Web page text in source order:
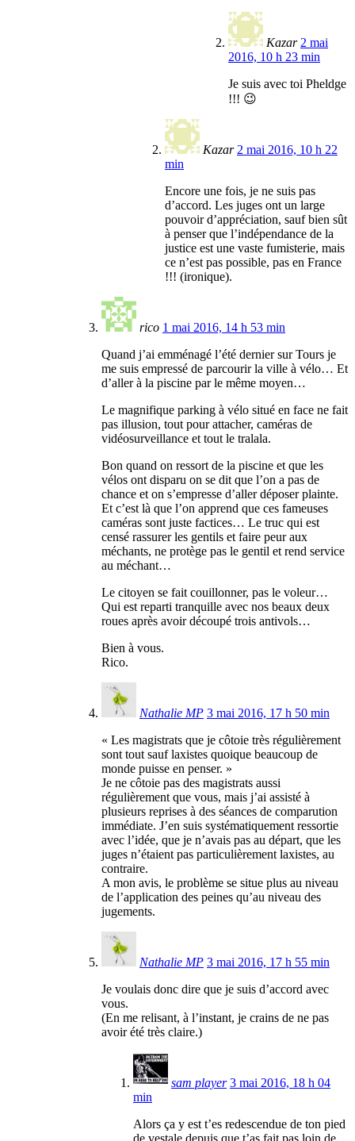
Kazar 2 mai
2016, 10 h 23 min
Je suis avec toi Pheldge
!!! 😉
Kazar 2 mai 2016, 10 h 22
min
Encore une fois, je ne suis pas
d’accord. Les juges ont un large
pouvoir d’appréciation, sauf bien sût
à penser que l’indépendance de la
justice est une vaste fumisterie, mais
ce n’est pas possible, pas en France
!!! (ironique).
rico 1 mai 2016, 14 h 53 min
Quand j’ai emménagé l’été dernier sur Tours je
me suis empressé de parcourir la ville à vélo… Et
d’aller à la piscine par le même moyen…
Le magnifique parking à vélo situé en face ne fait
pas illusion, tout pour attacher, caméras de
vidéosurveillance et tout le tralala.
Bon quand on ressort de la piscine et que les
vélos ont disparu on se dit que l’on a pas de
chance et on s’empresse d’aller déposer plainte.
Et c’est là que l’on apprend que ces fameuses
caméras sont juste factices… Le truc qui est
censé rassurer les gentils et faire peur aux
méchants, ne protège pas le gentil et rend service
au méchant…
Le citoyen se fait couillonner, pas le voleur…
Qui est reparti tranquille avec nos beaux deux
roues après avoir découpé trois antivols…
Bien à vous.
Rico.
Nathalie MP 3 mai 2016, 17 h 50 min
« Les magistrats que je côtoie très régulièrement
sont tout sauf laxistes quoique beaucoup de
monde puisse en penser. »
Je ne côtoie pas des magistrats aussi
régulièrement que vous, mais j’ai assisté à
plusieurs reprises à des séances de comparution
immédiate. J’en suis systématiquement ressortie
avec l’idée, que je n’avais pas au départ, que les
juges n’étaient pas particulièrement laxistes, au
contraire.
A mon avis, le problème se situe plus au niveau
de l’application des peines qu’au niveau des
jugements.
Nathalie MP 3 mai 2016, 17 h 55 min
Je voulais donc dire que je suis d’accord avec
vous.
(En me relisant, à l’instant, je crains de ne pas
avoir été très claire.)
sam player 3 mai 2016, 18 h 04
min
Alors ça y est t’es redescendue de ton pied